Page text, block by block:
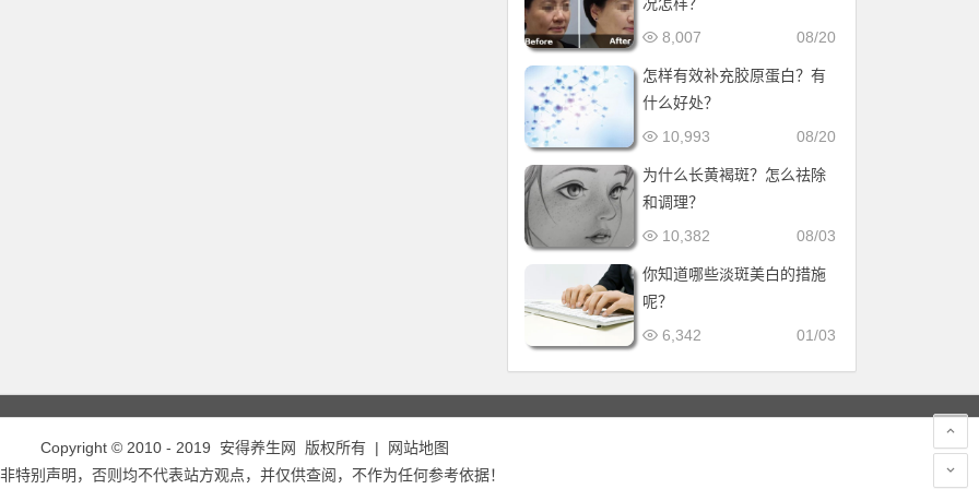
08/20
8,007
怎样有效补充胶原蛋白？有
什么好处？
08/20
10,993
为什么长黄褐斑？怎么祛除
和调理？
08/03
10,382
你知道哪些淡斑美白的措施
呢？
01/03
6,342
Copyright © 2010 - 2019 安得养生网 版权所有 |
网站地图
特别声明，否则均不代表站方观点，并仅供查阅，不作为任何参考依据！